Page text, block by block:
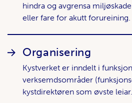
hindra og avgrensa
eller fare for akutt forureining.
Organisering
Kystverket er inndelt i
verksemdsområder
kystdirektøren som øvste leiar.